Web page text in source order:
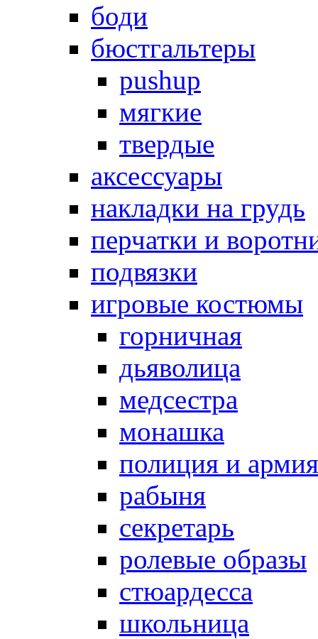
боди
бюстгальтеры
pushup
мягкие
твердые
аксессуары
накладки на грудь
перчатки и
подвязки
игровые костюмы
горничная
дьяволица
медсестра
монашка
полиция и армия
рабыня
секретарь
ролевые образы
стюардесса
школьница